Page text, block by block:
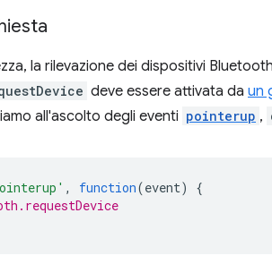
la rilevazione dei dispositivi
deve essere attivata da un
all'ascolto degli eventi pointerup ,
, function(event)
{